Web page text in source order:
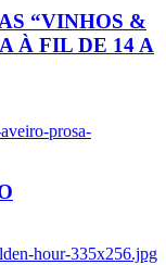
“VINHOS &
À FIL DE 14 A
prosa-
hour-335x256.jpg